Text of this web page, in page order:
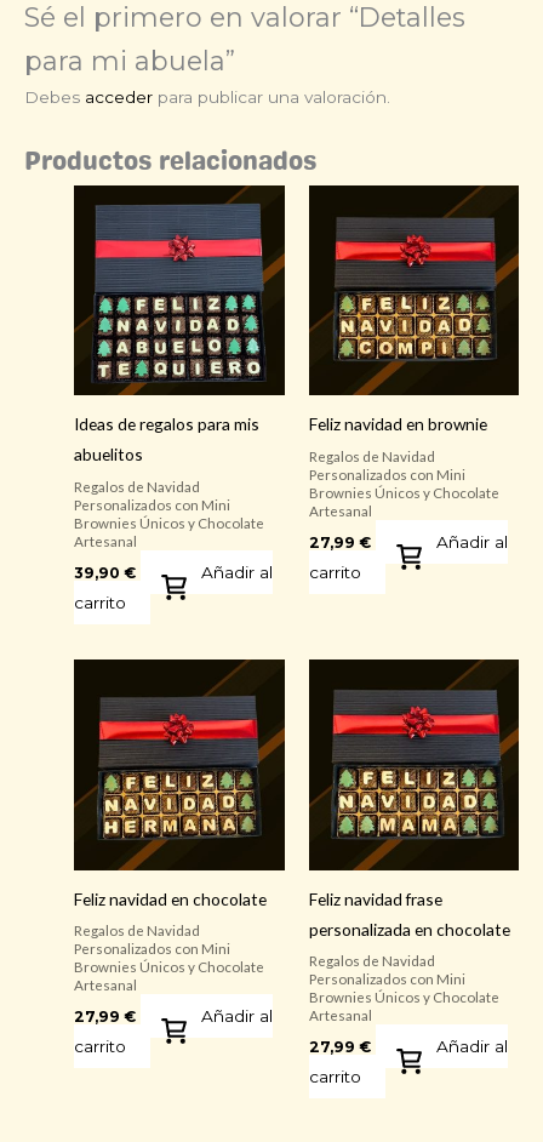
Sé el primero en valorar “Detalles
para mi abuela”
Debes acceder para publicar una valoración.
Productos relacionados
Ideas de regalos para mis
abuelitos
Regalos de Navidad
Personalizados con Mini
Brownies Únicos y Chocolate
Artesanal
39,90€
Añadir al
carrito
Feliz navidad en brownie
Regalos de Navidad
Personalizados con Mini
Brownies Únicos y Chocolate
Artesanal
27,99 €
Añadir al
carrito
Feliz navidad en chocolate
Regalos de Navidad
Personalizados con Mini
Brownies Únicos y Chocolate
Artesanal
27,99€
Añadir al
carrito
Feliz navidad frase
personalizada en chocolate
Regalos de Navidad
Personalizados con Mini
Brownies Únicos y Chocolate
Artesanal
27,99 €
Añadir al
carrito